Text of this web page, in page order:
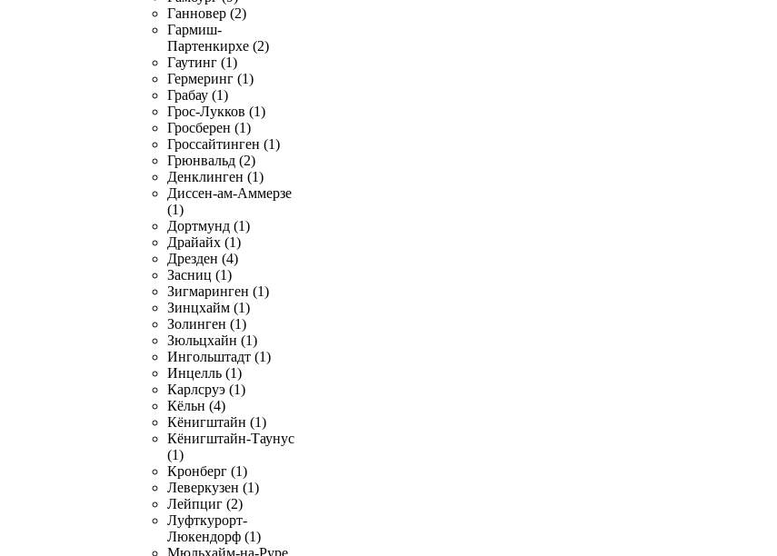
Ганновер (2)
Гармиш-
Партенкирхе (2)
Гаутинг (1)
Гермеринг (1)
Грабау (1)
Грос-Лукков (1)
Гросберен (1)
Гроссайтинген (1)
Грюнвальд (2)
Денклинген (1)
Диссен-ам-Аммерзе
(1)
Дортмунд (1)
Драйайх (1)
Дрезден (4)
Засниц (1)
Зигмаринген (1)
Зинцхайм (1)
Золинген (1)
Зюльцхайн (1)
Ингольштадт (1)
Инцелль (1)
Карлсруэ (1)
Кёльн (4)
Кёнигштайн (1)
Кёнигштайн-Таунус
(1)
Кронберг (1)
Леверкузен (1)
Лейпциг (2)
Луфткурорт-
Люкендорф (1)
Мюльхайм-на-Руре